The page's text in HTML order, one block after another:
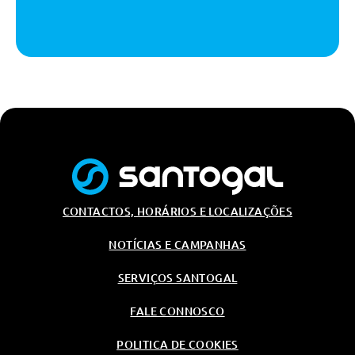
Airbag Do Condutor E Passageiro
Airbag Cabeça Atrás
Passageiro
Transmissao Automatica
Serviço/Garantias
CONTACTOS, HORÁRIOS E LOCALIZAÇÕES
NOTÍCIAS E CAMPANHAS
SERVIÇOS SANTOGAL
FALE CONNOSCO
POLITICA DE COOKIES